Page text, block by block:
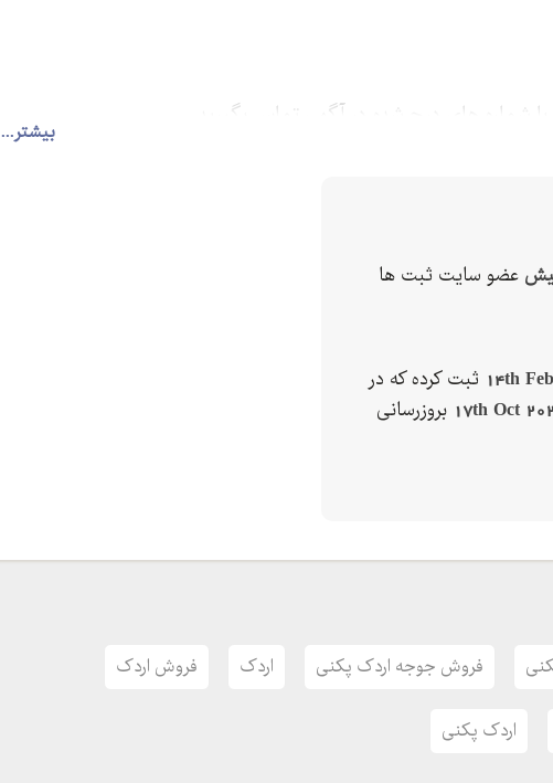
بیشتر...
شماره های درج شده در آگهی تماس بگیرید
عضو سایت ثبت ها
14th ثبت کرده که در
17th Oct بروزرسانی
فروش جوجه اردک پکنی اردک فروش اردک
اردک پکنی